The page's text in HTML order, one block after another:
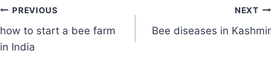
Post
navigation
PREVIOUS
how to start a bee farm
in India
NEXT
Bee diseases in Kashmir